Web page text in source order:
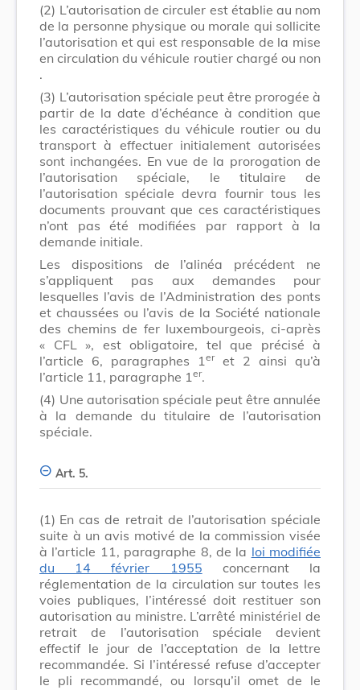
(2) L’autorisation de circuler est établie au nom
de la personne physique ou morale qui sollicite
l’autorisation et qui est responsable de la mise
en circulation du véhicule routier chargé ou non
.
(3) L’autorisation spéciale peut être prorogée à
partir de la date d’échéance à condition que
les caractéristiques du véhicule routier ou du
transport à effectuer initialement autorisées
sont inchangées. En vue de la prorogation de
l’autorisation spéciale, le titulaire de
l’autorisation spéciale devra fournir tous les
documents prouvant que ces caractéristiques
n’ont pas été modifiées par rapport à la
demande initiale.
Les dispositions de l’alinéa précédent ne
s’appliquent pas aux demandes pour
lesquelles l’avis de l’Administration des ponts
et chaussées ou l’avis de la Société nationale
des chemins de fer luxembourgeois, ci-après
« CFL », est obligatoire, tel que précisé à
l’article 6, paragraphes 1 eret 2 ainsi qu’à
l’article 11, paragraphe 1 er.
(4) Une autorisation spéciale peut être annulée
à la demande du titulaire de l’autorisation
spéciale.
Art. 5.
(1) En cas de retrait de l’autorisation spéciale
suite à un avis motivé de la commission visée
à l’article 11, paragraphe 8, de la loi modifiée
du 14 février 1955 concernant la
réglementation de la circulation sur toutes les
voies publiques, l’intéressé doit restituer son
autorisation au ministre. L’arrêté ministériel de
retrait de l’autorisation spéciale devient
effectif le jour de l’acceptation de la lettre
recommandée. Si l’intéressé refuse d’accepter
le pli recommandé, ou lorsqu’il omet de le